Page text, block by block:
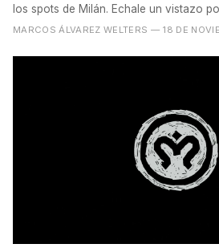
los spots de Milán. Echale un vistazo
MARCOS ÁLVAREZ WELTERS — 18 DE